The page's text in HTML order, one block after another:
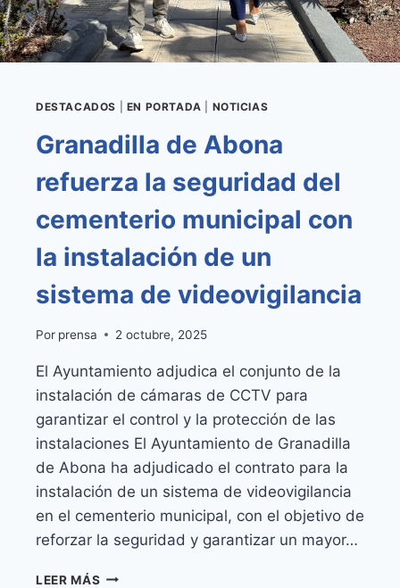
EN
LOS
ABRIGOS,
LA
Y
DESTACADOS EN PORTADA NOTICIAS
Granadilla de Abona
refuerza la seguridad del
cementerio municipal con
la instalación de un
sistema de videovigilancia
Por prensa 2 octubre, 2025
El Ayuntamiento adjudica el conjunto de la
instalación de cámaras de CCTV para
garantizar el control y la protección de las
instalaciones El Ayuntamiento de Granadilla
de Abona ha adjudicado el contrato para la
instalación de un sistema de videovigilancia
en el cementerio municipal, con el objetivo de
reforzar la seguridad y garantizar un mayor…
LEER MÁS GRANADILLA